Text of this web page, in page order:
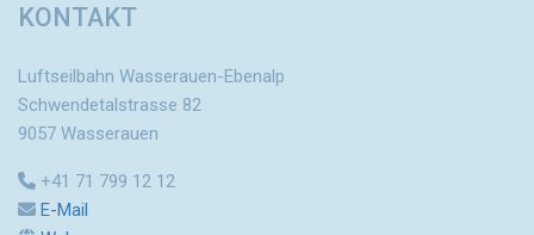
KONTAKT
Luftseilbahn Wasserauen-Ebenalp
Schwendetalstrasse 82
9057 Wasserauen
+41 71 799 12 12
E-Mail